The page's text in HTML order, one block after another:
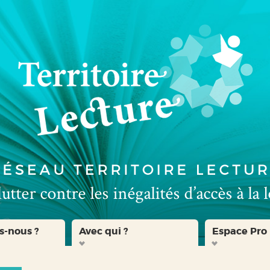
nous ? Avec qui ? Espace Pro